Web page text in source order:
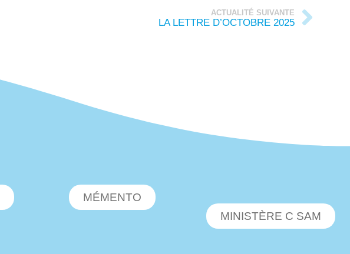
ACTUALITÉ SUIVANTE
LA LETTRE D’OCTOBRE 2025
MÉMENTO
MINISTÈRE C SAM